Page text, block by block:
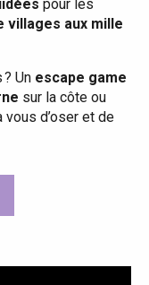
pour les
aux mille
Un escape game
sur la côte ou
vous d’oser et de
favoris